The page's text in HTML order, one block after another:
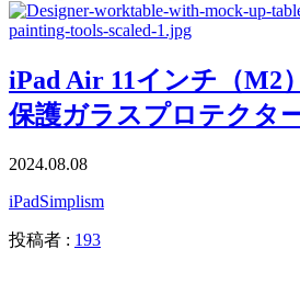
iPad Air 11インチ（M2
保護ガラスプロテクタ
2024.08.08
iPadSimplism
投稿者 : 193